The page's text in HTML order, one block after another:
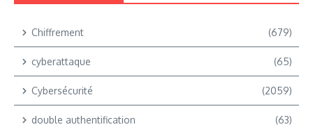
Chiffrement (679)
cyberattaque (65)
Cybersécurité (2059)
double authentification (63)